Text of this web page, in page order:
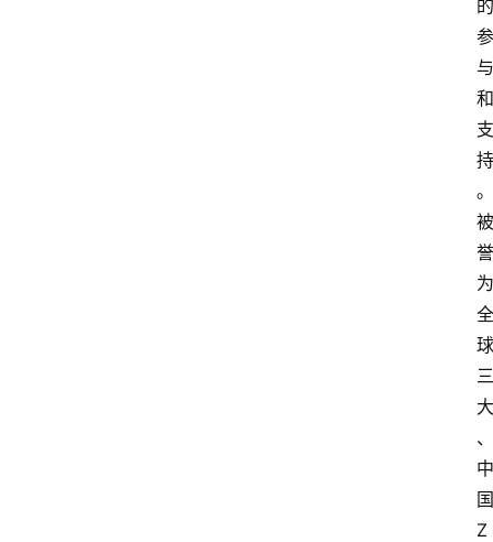
的
参
与
和
支
持
。
被
誉
为
全
球
三
大
、
中
国
Z